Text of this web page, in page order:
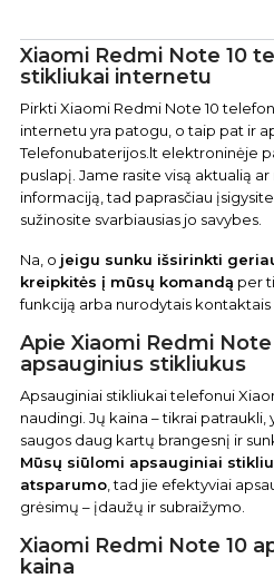
Xiaomi Redmi Note 10
stikliukai internetu
Pirkti Xiaomi Redmi Note 10
internetu yra patogu, o taip pat ir
Telefonubaterijos.lt elektroninėje
puslapį. Jame rasite visą aktualią
informaciją, tad paprasčiau
sužinosite svarbiausias jo savybes.
Na, o jeigu sunku išsirinkti
kreipkitės į mūsų komandą per
funkciją arba nurodytais kontaktais
Apie Xiaomi Redmi
apsauginius stikliukus
Apsauginiai stikliukai telefonui
naudingi. Jų kaina – tikrai
saugos daug kartų brangesnį ir
Mūsų siūlomi apsauginiai
atsparumo , tad jie efektyviai
grėsimų – įdaužų ir subraižymo.
Xiaomi Redmi Note 10
kaina